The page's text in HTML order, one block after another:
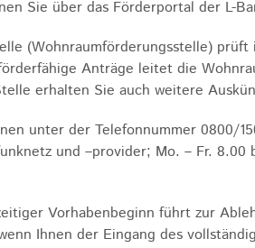
Sie über das Förderportal der L-
(Wohnraumförderungsstelle)
Anträge leitet die
erhalten Sie auch weitere
unter der Telefonnummer 0800/
und –provider; Mo. – Fr. 8.00
Vorhabenbeginn führt zur
Ihnen der Eingang des